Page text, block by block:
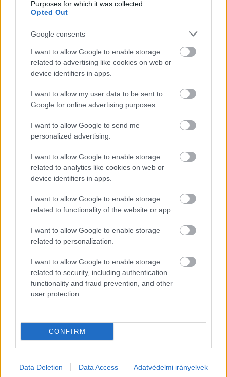
Purposes for which it was collected.
Opted Out
Google consents
I want to allow Google to enable storage
related to advertising like cookies on web or
device identifiers in apps.
I want to allow my user data to be sent to
Google for online advertising purposes.
I want to allow Google to send me
personalized advertising.
I want to allow Google to enable storage
related to analytics like cookies on web or
device identifiers in apps.
I want to allow Google to enable storage
related to functionality of the website or app.
I want to allow Google to enable storage
related to personalization.
I want to allow Google to enable storage
related to security, including authentication
functionality and fraud prevention, and other
user protection.
CONFIRM
Data Deletion Data Access Adatvédelmi irányelvek
csodálkoztak is, hogy miért ő nyilatkozik
önkormányzati képviselőként egy olyan
beruházásról, amely Király József körzetében
van, és olyan ügyről, amellyel Király aktívan
foglalkozott.
Király: Ahogy halad a munka, egyre több arc
jelenik meg
Király József később saját posztjához
kommentelve a következővel reagálta le Jánosi
István posztját:
HIRDETÉS
munka, egyre több arc jelenik meg majd.😄 A
lényeg az, mielőbb legyen egy hibátlan burkolat
a színházunk előtt!”